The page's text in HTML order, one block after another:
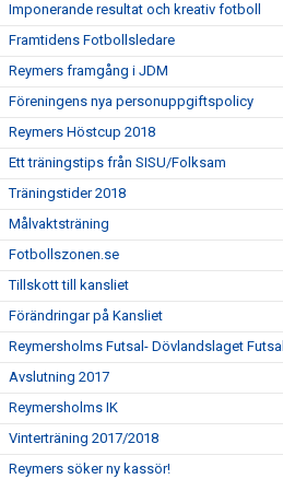
Imponerande resultat och kreativ fotboll
Framtidens Fotbollsledare
Reymers framgång i JDM
Föreningens nya personuppgiftspolicy
Reymers Höstcup 2018
Ett träningstips från SISU/Folksam
Träningstider 2018
Målvaktsträning
Fotbollszonen.se
Tillskott till kansliet
Förändringar på Kansliet
Reymersholms Futsal- Dövlandslaget Futsal
Avslutning 2017
Reymersholms IK
Vinterträning 2017/2018
Reymers söker ny kassör!